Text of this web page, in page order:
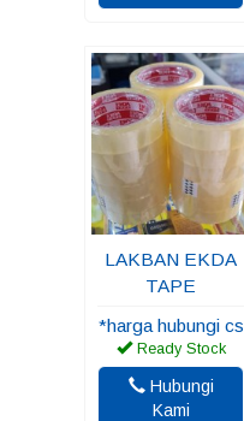
LAKBAN EKDA
TAPE
*harga hubungi cs
Ready Stock
Hubungi
Kami